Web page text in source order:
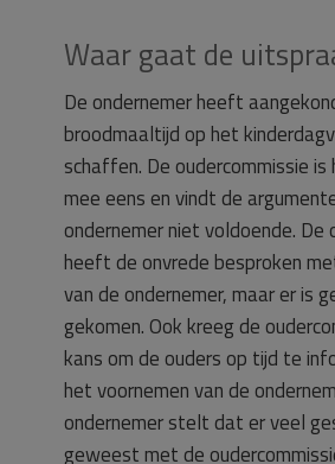
Waar gaat de
De ondernemer heeft
broodmaaltijd op het
schaffen. De oudercommissie
mee eens en vindt de
ondernemer niet voldoende. De
heeft de onvrede besproken
van de ondernemer, maar er is
gekomen. Ook kreeg de
kans om de ouders op tijd te
het voornemen van de
ondernemer stelt dat er veel
geweest met de